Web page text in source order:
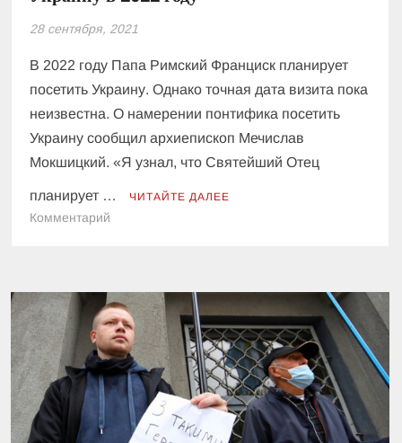
28 сентября, 2021
В 2022 году Папа Римский Франциск планирует
посетить Украину. Однако точная дата визита пока
неизвестна. О намерении понтифика посетить
Украину сообщил архиепископ Мечислав
Мокшицкий. «Я узнал, что Святейший Отец
планирует … ЧИТАЙТЕ ДАЛЕЕ
Комментарий
посетить
Украину
в
2022
году